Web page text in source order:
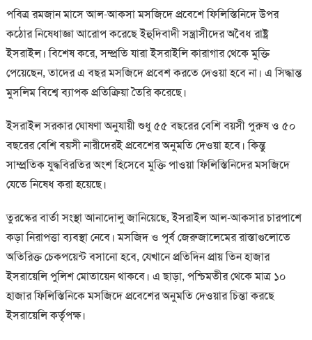
পবিত্র রমজান মাসে আল-আকসা মসজিদে প্রবেশে ফিলিস্তিনিদে উপর
কঠোর নিষেধাজ্ঞা আরোপ করেছে ইহুদিবাদী সন্ত্রাসীদের অবৈধ রাষ্ট্র
ইসরাইল। বিশেষ করে, সম্প্রতি যারা ইসরাইলি কারাগার থেকে মুক্তি
পেয়েছেন, তাদের এ বছর মসজিদে প্রবেশ করতে দেওয়া হবে না। এ সিদ্ধান্ত
মুসলিম বিশ্বে ব্যাপক প্রতিক্রিয়া তৈরি করেছে।
ইসরাইল সরকার ঘোষণা অনুযায়ী শুধু ৫৫ বছরের বেশি বয়সী পুরুষ ও ৫০
বছরের বেশি বয়সী নারীদেরই প্রবেশের অনুমতি দেওয়া হবে। কিন্তু
সাম্প্রতিক যুদ্ধবিরতির অংশ হিসেবে মুক্তি পাওয়া ফিলিস্তিনিদের মসজিদে
যেতে নিষেধ করা হয়েছে।
তুরস্কের বার্তা সংস্থা আনাদোলু জানিয়েছে, ইসরাইল আল-আকসার চারপাশে
কড়া নিরাপত্তা ব্যবস্থা নেবে। মসজিদ ও পূর্ব জেরুজালেমের রাস্তাগুলোতে
অতিরিক্ত চেকপয়েন্ট বসানো হবে, যেখানে প্রতিদিন প্রায় তিন হাজার
ইসরায়েলি পুলিশ মোতায়েন থাকবে। এ ছাড়া, পশ্চিমতীর থেকে মাত্র ১০
হাজার ফিলিস্তিনিকে মসজিদে প্রবেশের অনুমতি দেওয়ার চিন্তা করছে
ইসরায়েলি কর্তৃপক্ষ।